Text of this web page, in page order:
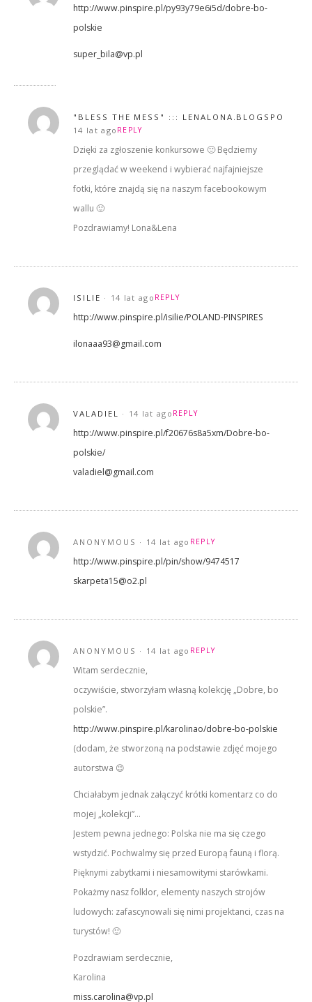
http://www.pinspire.pl/py93y79e6i5d/dobre-bo-
polskie
super_bila@vp.pl
"BLESS THE MESS" :::
14 lat ago REPLY
Dzięki za zgłoszenie konkursowe 🙂 Będziemy
przeglądać w weekend i wybierać najfajniejsze
fotki, które znajdą się na naszym facebookowym
wallu 🙂
Pozdrawiamy! Lona&Lena
ISILIE 14 lat ago REPLY
http://www.pinspire.pl/isilie/POLAND-PINSPIRES
ilonaaa93@gmail.com
VALADIEL 14 lat ago REPLY
http://www.pinspire.pl/f20676s8a5xm/Dobre-bo-
polskie/
valadiel@gmail.com
ANONYMOUS 14 lat ago REPLY
http://www.pinspire.pl/pin/show/9474517
skarpeta15@o2.pl
ANONYMOUS 14 lat ago REPLY
Witam serdecznie,
oczywiście, stworzyłam własną kolekcję „Dobre, bo
polskie”.
http://www.pinspire.pl/karolinao/dobre-bo-polskie
(dodam, że stworzoną na podstawie zdjęć mojego
autorstwa 😉
Chciałabym jednak załączyć krótki komentarz co do
mojej „kolekcji”…
Jestem pewna jednego: Polska nie ma się czego
wstydzić. Pochwalmy się przed Europą fauną i florą.
Pięknymi zabytkami i niesamowitymi starówkami.
Pokażmy nasz folklor, elementy naszych strojów
ludowych: zafascynowali się nimi projektanci, czas na
turystów! 🙂
Pozdrawiam serdecznie,
Karolina
miss.carolina@vp.pl